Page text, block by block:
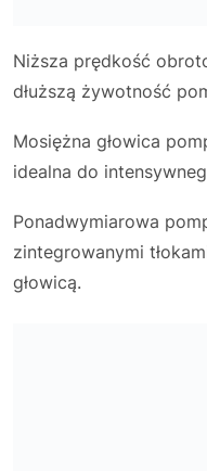
Niższa prędkość
dłuższą żywotność
Mosiężna głowica
idealna do
Ponadwymiarowa
zintegrowanymi
głowicą.